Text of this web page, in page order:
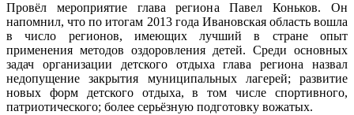
Провёл мероприятие глава региона Павел Коньков. Он
напомнил, что по итогам 2013 года Ивановская область вошла
в число регионов, имеющих лучший в стране опыт
применения методов оздоровления детей. Среди основных
задач организации детского отдыха глава региона назвал
недопущение закрытия муниципальных лагерей; развитие
новых форм детского отдыха, в том числе спортивного,
патриотического; более серьёзную подготовку вожатых.